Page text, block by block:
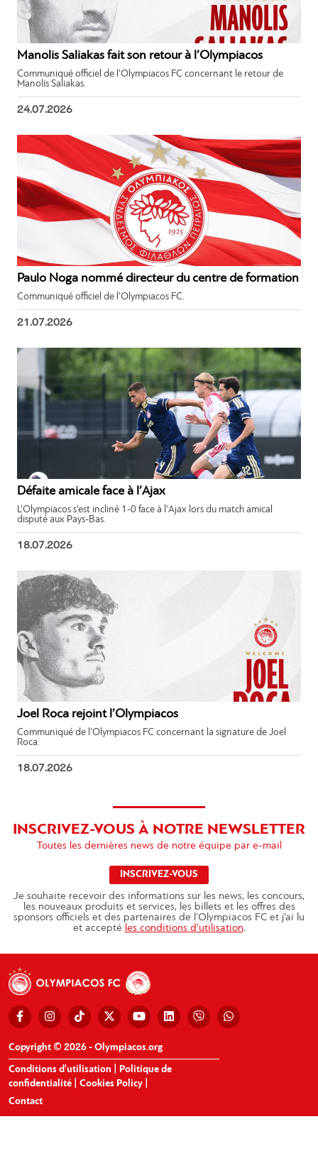
Manolis Saliakas fait son retour à l’Olympiacos
Communiqué officiel de l’Olympiacos FC concernant le retour de
Manolis Saliakas.
24.07.2026
Paulo Noga nommé directeur du centre de formation
Communiqué officiel de l’Olympiacos FC.
21.07.2026
Défaite amicale face à l’Ajax
L’Olympiacos s’est incliné 1-0 face à l’Ajax lors du match amical
disputé aux Pays-Bas.
18.07.2026
Joel Roca rejoint l’Olympiacos
Communiqué de l’Olympiacos FC concernant la signature de Joel
Roca.
18.07.2026
INSCRIVEZ-VOUS À NOTRE NEWSLETTER
Toutes les dernières news de notre équipe par e-mail
INSCRIVEZ-VOUS
Je souhaite recevoir des informations sur les news, les concours,
les nouveaux produits et services, les billets et les offres des
sponsors officiels et des partenaires de l’Olympiacos FC et j’ai lu
et accepté les conditions d’utilisation.
Copyright © 2026 - Olympiacos.org
Conditions d'utilisation
Politique de
confidentialité
Cookies Policy
Contact